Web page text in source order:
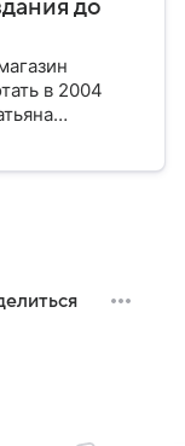
до
в 2004
— одна